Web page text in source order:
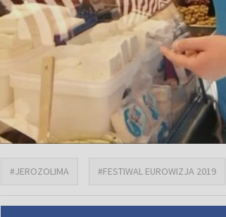
#JEROZOLIMA #FESTIWAL EUROWIZJA 2019